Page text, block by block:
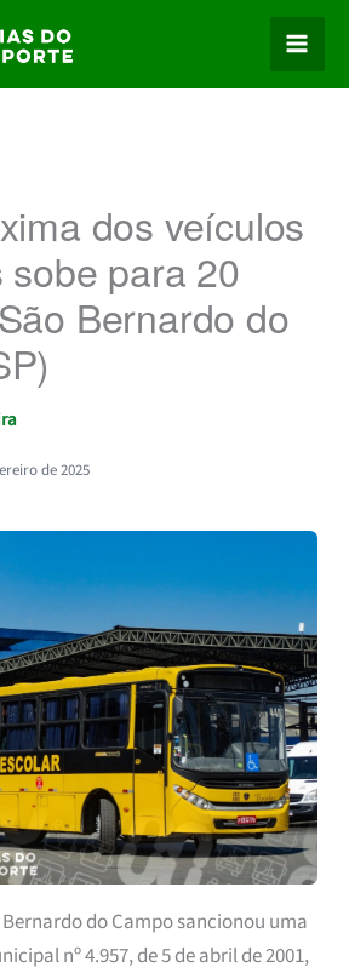
dos veículos
para 20
Bernardo do
de 2025
do Campo sancionou uma
nº 4.957, de 5 de abril de 2001,